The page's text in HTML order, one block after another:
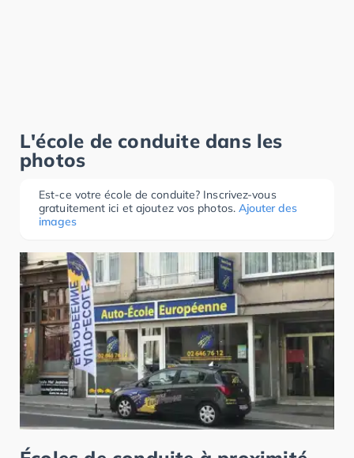
L'école de conduite dans les
photos
Est-ce votre école de conduite? Inscrivez-vous
gratuitement ici et ajoutez vos photos. Ajouter des
images